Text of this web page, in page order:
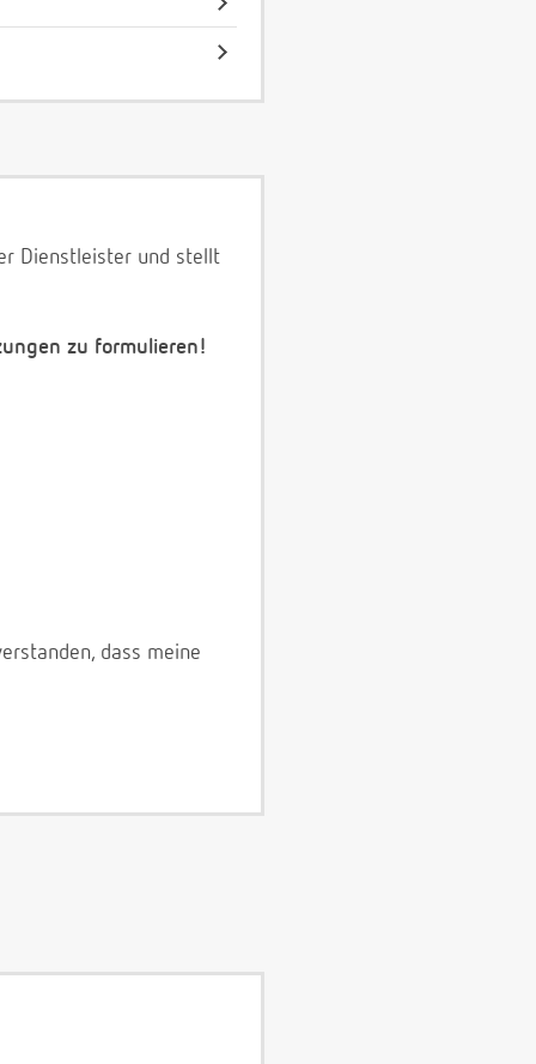
Dienstleister und stellt
zu formulieren!
dass meine